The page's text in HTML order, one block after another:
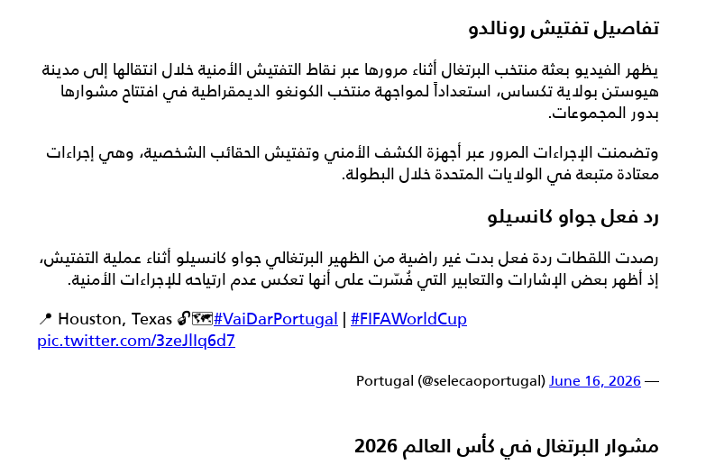
تفاصيل تفتيش رونالدو
يظهر الفيديو بعثة منتخب البرتغال أثناء مرورها عبر نقاط التفتيش الأمنية خلال انتقالها إلى مدينة
هيوستن بولاية تكساس، استعداداً لمواجهة منتخب الكونغو الديمقراطية في افتتاح مشوارها
بدور المجموعات.
وتضمنت الإجراءات المرور عبر أجهزة الكشف الأمني وتفتيش الحقائب الشخصية، وهي إجراءات
معتادة متبعة في الولايات المتحدة خلال البطولة.
رد فعل جواو كانسيلو
رصدت اللقطات ردة فعل بدت غير راضية من الظهير البرتغالي جواو كانسيلو أثناء عملية التفتيش،
إذ أظهر بعض الإشارات والتعابير التي فُسّرت على أنها تعكس عدم ارتياحه للإجراءات الأمنية.
📍 Houston, Texas 🔓🗺️#VaiDarPortugal | #FIFAWorldCup
pic.twitter.com/3zeJlIq6d7
— Portugal (@selecaoportugal)
June 16, 2026
مشوار البرتغال في كأس العالم 2026